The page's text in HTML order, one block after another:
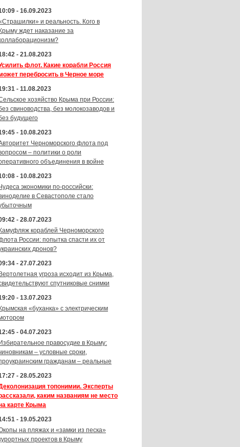
- 16.09.2023
и реальность. Кого в
Крыму ждет наказание за
- 21.08.2023
флот. Какие корабли Россия
перебросить в Черное море
- 11.08.2023
хозяйство Крыма при России:
свиноводства, без молокозаводов и
будущего
- 10.08.2023
Черноморского флота под
– политики о роли
объединения в войне
- 10.08.2023
экономики по-российски:
в Севастополе стало
- 28.07.2023
Камуфляж кораблей Черноморского
России: попытка спасти их от
дронов?
- 27.07.2023
Вертолетная угроза исходит из Крыма,
спутниковые снимки
- 13.07.2023
Крымская «буханка» с электрическим
- 04.07.2023
Избирательное правосудие в Крыму:
– условные сроки,
гражданам – реальные
- 28.05.2023
топонимии. Эксперты
каким названиям не место
карте Крыма
- 19.05.2023
на пляжах и «замки из песка»
проектов в Крыму